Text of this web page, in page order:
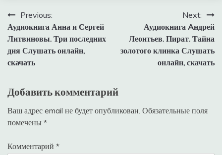
Навигация
по
записям
Previous:
Аудиокнига Анна и Сергей
Литвиновы. Три последних
дня Слушать онлайн,
скачать
Next:
Аудиокнига Aндрей
Леонтьев. Пират. Тайна
золотого клинка Слушать
онлайн, скачать
Добавить комментарий
Ваш адрес email не будет опубликован. Обязательные поля
помечены *
Комментарий *